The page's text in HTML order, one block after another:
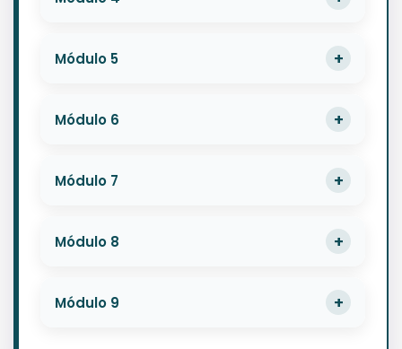
Módulo 5
Módulo 6
Módulo 7
Módulo 8
Módulo 9